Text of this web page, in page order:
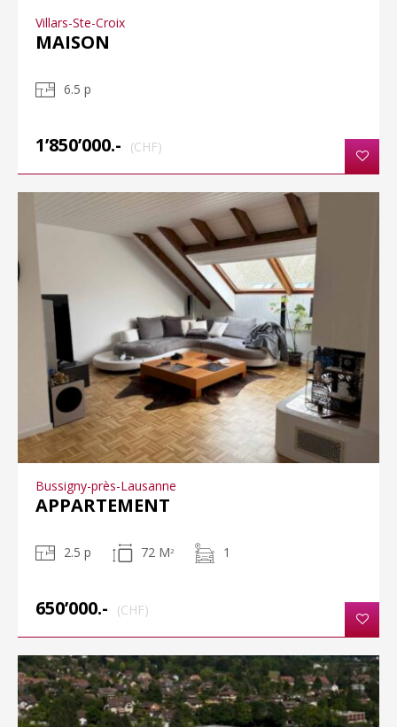
Villars-Ste-Croix
MAISON
6.5 p
1’850’000.- (CHF)
Bussigny-près-Lausanne
APPARTEMENT
2.5 p 72 M 2 1
650’000.- (CHF)